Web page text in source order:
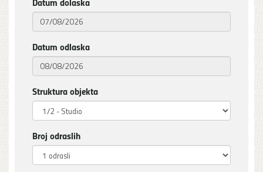
Datum odlaska
Struktura objekta
Broj odraslih